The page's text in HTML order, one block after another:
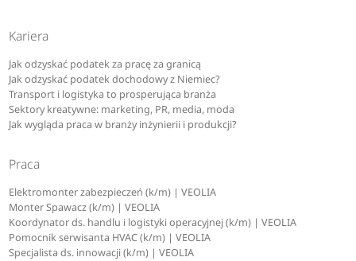
Kariera
Jak odzyskać podatek za pracę za granicą
Jak odzyskać podatek dochodowy z Niemiec?
Transport i logistyka to prosperująca branża
Sektory kreatywne: marketing, PR, media, moda
Jak wygląda praca w branży inżynierii i produkcji?
Praca
Elektromonter zabezpieczeń (k/m) | VEOLIA
Monter Spawacz (k/m) | VEOLIA
Koordynator ds. handlu i logistyki operacyjnej (k/m) | VEOLIA
Pomocnik serwisanta HVAC (k/m) | VEOLIA
Specjalista ds. innowacji (k/m) | VEOLIA